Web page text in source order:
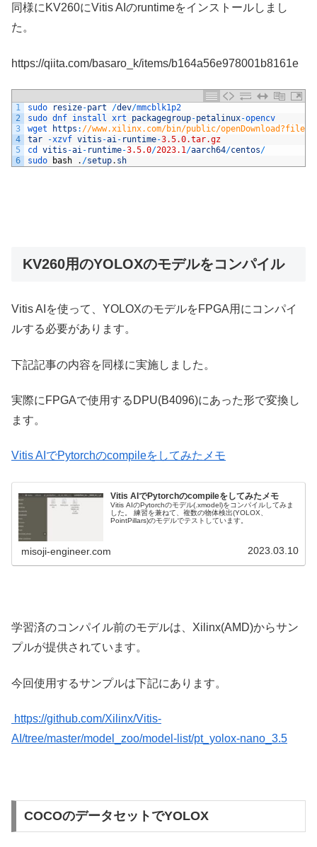
同様にKV260にVitis AIのruntimeをインストールしまし
た。
https://qiita.com/basaro_k/items/b164a56e978001b8161e
1
2
3
4
5
6
sudo resize-part /dev/mmcblk1p2
sudo dnf install xrt packagegroup-petalinux-opencv
wget
https : //www.xilinx.com/bin/public/
tar
-xzvf vitis -ai- runtime-3.5.0.tar.gz
cd vitis -ai- runtime-3.5.0/2023.1/aarch64/centos/
sudo
bash . /setup. sh
KV260用のYOLOXのモデルをコンパイル
Vitis AIを使って、YOLOXのモデルをFPGA用にコンパイ
ルする必要があります。
下記記事の内容を同様に実施しました。
実際にFPGAで使用するDPU(B4096)にあった形で変換し
ます。
Vitis AIでPytorchのcompileをしてみたメモ
Vitis AIでPytorchのcompileをしてみたメモ
Vitis AIのPytorchのモデル(.xmodel)をコンパイルしてみま
した。 練習を兼ねて、複数の物体検出(YOLOX、
PointPillars)のモデルでテストしています。
misoji-engineer.com 2023.03.10
学習済のコンパイル前のモデルは、Xilinx(AMD)からサン
プルが提供されています。
今回使用するサンプルは下記にあります。
https://github.com/Xilinx/Vitis-
AI/tree/master/model_zoo/model-list/pt_yolox-nano_3.5
COCOのデータセットでYOLOX